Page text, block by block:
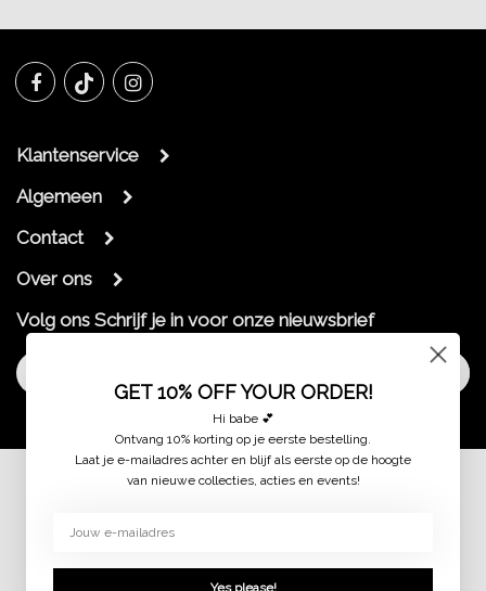
Klantenservice
Algemeen
Contact
Over ons
Volg ons Schrijf je in voor onze nieuwsbrief
GET 10% OFF YOUR ORDER!
Hi babe 💕
Ontvang 10% korting op je eerste bestelling.
Laat je e-mailadres achter en blijf als eerste op de hoogte
van nieuwe collecties, acties en events!
Yes please!